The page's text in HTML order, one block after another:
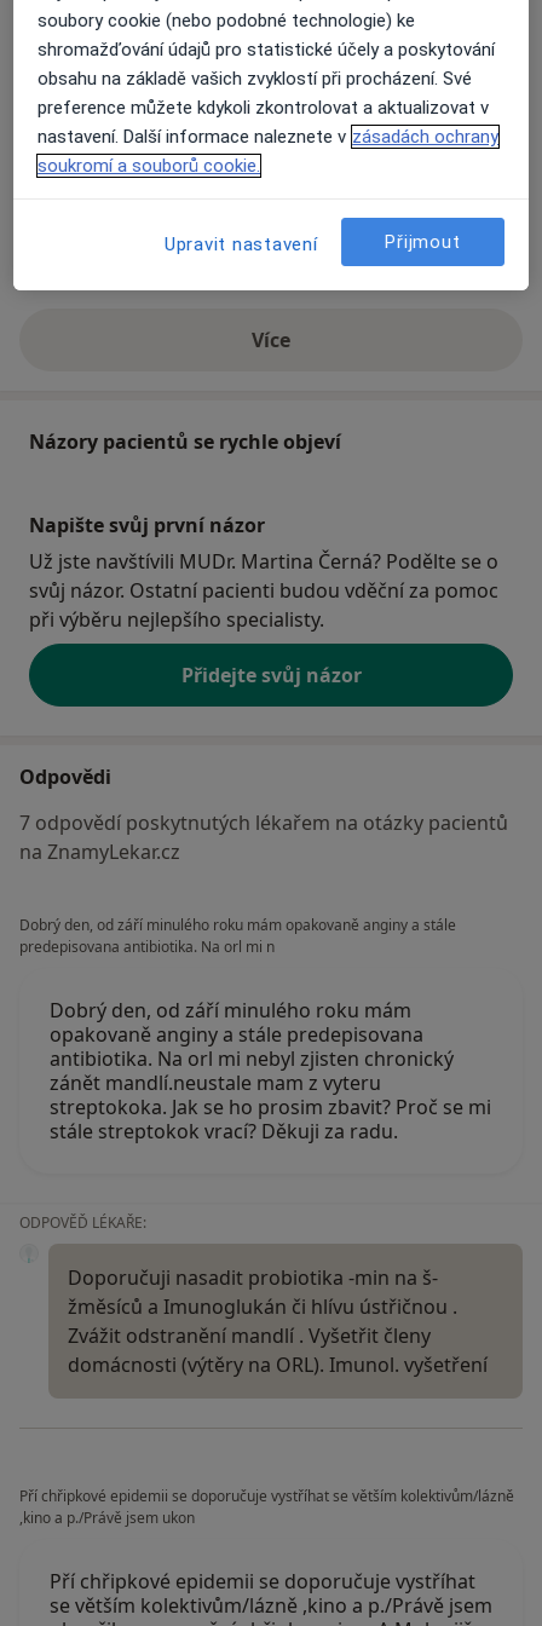
Přiblížit mapuse otevře v nové záložce
Dostupnost
Na této adrese online kalendář není aktivní
Co mám v takové situaci udělat?
Způsoby platby (soukromé návštěvy)
Na teto adrese lékař přijímá pacienty na pojišťovnu
Víceo adrese
Názory pacientů se rychle objeví
Napište svůj první názor
Už jste navštívili MUDr. Martina Černá? Podělte se o
svůj názor. Ostatní pacienti budou vděční za pomoc
při výběru nejlepšího specialisty.
Přidejte svůj názor
Odpovědi
7 odpovědí poskytnutých lékařem na otázky pacientů
na ZnamyLekar.cz
Dobrý den, od září minulého roku mám opakovaně anginy a stále
predepisovana antibiotika. Na orl mi n
Dobrý den, od září minulého roku mám
opakovaně anginy a stále predepisovana
antibiotika. Na orl mi nebyl zjisten chronický
zánět mandlí.neustale mam z vyteru
streptokoka. Jak se ho prosim zbavit? Proč se mi
stále streptokok vrací? Děkuji za radu.
ODPOVĚĎ LÉKAŘE:
Doporučuji nasadit probiotika -min na š-
žměsíců a Imunoglukán či hlívu ústřičnou .
Zvážit odstranění mandlí . Vyšetřit členy
domácnosti (výtěry na ORL). Imunol. vyšetření
Pří chřipkové epidemii se doporučuje vystříhat se větším kolektivům/lázně
,kino a p./Právě jsem ukon
Pří chřipkové epidemii se doporučuje vystříhat
se větším kolektivům/lázně ,kino a p./Právě jsem
soubory cookie (nebo podobné technologie) ke
shromažďování údajů pro statistické účely a poskytování
obsahu na základě vašich zvyklostí při procházení. Své
preference můžete kdykoli zkontrolovat a aktualizovat v
nastavení. Další informace naleznete v zásadách ochrany
soukromí a souborů cookie.
Upravit nastavení Přijmout